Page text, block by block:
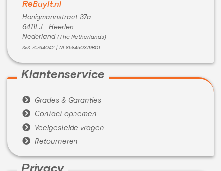
ReBuyIt.nl
Honigmannstraat 37a
6411LJ Heerlen
Nederland (The Netherlands)
KvK 70764042 | NL858450379B01
Klantenservice
 Grades & Garanties
 Contact opnemen
 Veelgestelde vragen
 Retourneren